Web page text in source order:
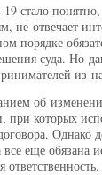
стало понятно,
отвечает
порядке
суда. Но
из
об
при которых
еще обязана
ответственность.